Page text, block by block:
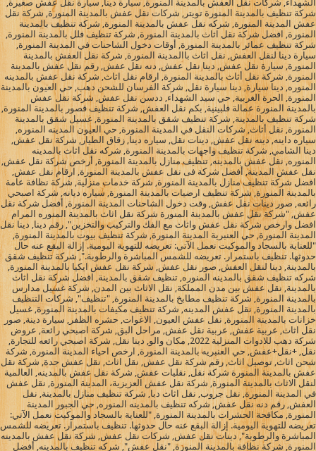
الشهداء, شركات نقل العفش بالمدينة المنورة, سيارة دينا, سيارة نقل عفش صغيرة,
شركة تنظيف بالمدينة المنورة تويتر, شركات نقل عفش بالمدينة المنورة, شركة نقل
عفش المدينة المنورة, شركه نقل عفش بالمدينة المنورة, شركة تنظيف بالمدينة
المنورة, افضل شركة نقل اثاث بالمدينة المنورة, شركة تنظيف فلل بالمدينة المنورة,
شركة تنظيف عمائر بالمدينة المنورة, أوقات دخول الشاحنات في المدينة المنورة,
سيارة دينا لنقل العفش, نقل اثاث باالمدينة المنورة, شركة نقل العفش بالمدينة
المنورة, سيارة نقل عفش, دينا نقل عفش, دنه نقل عفش, رقم نقل عفش بالمدينة
المنورة, شركة نقل أثاث بالمدينة المنورة, ارقام نقل اثاث, شركة نقل عفش بالمدينه
المنوره, دينا سيارة, دينا سيارة نقل, شركة الفرسان للشحن دهب, حي العيون بالمدينة
المنورة, الحرة الغربية, حي سيد الشهداء, ددسن نقل عفش, شركة نقل عفش
بالمدينة المنورة عمالة فلبينية, بكم نقل العفش, شركة تنظيف قصور بالمدينة المنورة,
شركة تنظيف بالمدينة, شركة تنظيف شقق بالمدينة المنورة, غسيل شقق بالمدينة
المنورة, نقل أثاث, شركات النقل في المدينة المنورة, حي العيون المدينه المنوره,
سياره داينه, دينه نقل عفش, دينات نقل, سياره دينا, زقاق الطيار, شركة نقل عفش,
دينا الشامي, شركة تنظيف واجهات بالمدينة المنورة, شركه نقل اثاث بالمدينه
المنوره, نقل عفش بالمدينه, تنظيف منازل بالمدينة المنورة, أرخص شركة نقل عفش,
نقل عفش المدينة, أفضل شركة فى نقل عفش بالمدينة المنورة, ارقام نقل عفش,
افضل شركة تنظيف منازل بالمدينة المنورة, شركة خدمات منزلية, شركة نظافة عامة
بالمدينة المنورة, شركة تنظيف ارضيات بالمدينة المنورة, سياره ديانه, شركة اصبحي
رائعه, صور دينات نقل عفش, وقت دخول الشاحنات المدينة المنورة, أفضل شركة نقل
عفش, "شركة نقل عفش بالمدينة المنورة شركة نقل اثاث بالمدينة المنوره المرام
افضل وارخص شركة نقل عفش واثاث مع الفك والتركيب والتخزين", رقم دينا, دينا نقل
المدينة المنورة, حي العنبرية المدينة المنورة, شركة تنظيف بيوت بالمدينة المنورة,
"للعناية بالسجاد والموكيت نعمل الآتي: تعريضه للتهوية اليومية. إزالة البقع عنه حال
حدوثها. تنظيف باستمرار. تعريضه للشمس المباشرة والرطوبة.", شركة تنظيف شقق
بالمدينة, دينا لنقل العفش, صور نقل عفش, شركة نقل عفش ايكيا بالمدينة المنورة,
شركه تنظيف شقق بالمدينه المنوره, تنظيف شقق بالمدينة, افضل شركة نقل اثاث
بالمدينة, نقل عفش بين مدن المملكة, نقل الاثاث بين المدن, شركة غسيل مدارس
بالمدينة المنورة, شركة تنظيف مطابخ بالمدينة المنورة, "تنظيف", شركات التنظيف
بالمدينة المنورة, نقل عفش المدينه, شركة تنظيف مكيفات بالمدينة المنورة, غسيل
خزانات بالمدينة المنورة, نقل عفش العيون, الاغوات, حشره الظفر, سيارة دينة, صور
نقل اثاث, عربية عفش, عربية نقل عفش, مراحل البق, شركة اصبحي رائعة, عروض
شركة دهب للادوات المنزلية 2022, مكان والو, دينا نقل, شركة اصبحي رائعه للتجارة,
نقل, +نقل+عفش, حي العنبريه بالمدينة المنورة, ارخص احياء المدينة المنورة, شركة
شحن اثاث, توصيل اثاث, رقم شركة نقل عفش, نقل اثاث, نقل عفش جدة, شركة نقل
عفش بالمدينة المنورة شركة نقل, نقليات عفش, شركة نقل عفش بالمدينه, العالمية
لنقل الاثاث بالمدينة المنورة, شركة نقل عفش العزيزية، المدينة المنورة, نقل عفش
في المدينة المنورة, نقل جروب, نقل اثاث دبا, شركة تنظيف منازل بالمدينة, نقل
العفش, رقم دنه نقل عفش, شركه تنظيف بالمدينه المنوره, حي الجبور المدينة
المنورة, مكافحة الحشرات بالمدينة المنورة, "للعناية بالسجاد والموكيت نعمل الآتي:
تعريضه للتهوية اليومية. إزالة البقع عنه حال حدوثها. تنظيف باستمرار. تعريضه للشمس
المباشرة والرطوبة", دينات نقل عفش, شركات نقل عفش, شركة نقل عفش بالمدينه
المنورة, شركة نظافة بالمدينة المنورة, "نقل عفش", شركه تنظيف بالمدينه, أفضل